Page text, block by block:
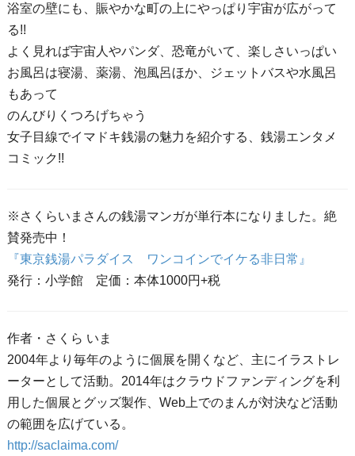
浴室の壁にも、賑やかな町の上にやっぱり宇宙が広がって
る!!
よく見れば宇宙人やパンダ、恐竜がいて、楽しさいっぱい
お風呂は寝湯、薬湯、泡風呂ほか、ジェットバスや水風呂
もあって
のんびりくつろげちゃう
女子目線でイマドキ銭湯の魅力を紹介する、銭湯エンタメ
コミック!!
※さくらいまさんの銭湯マンガが単行本になりました。絶
賛発売中！
『東京銭湯パラダイス ワンコインでイケる非日常』
発行：小学館 定価：本体1000円+税
作者・さくら いま
2004年より毎年のように個展を開くなど、主にイラストレ
ーターとして活動。2014年はクラウドファンディングを利
用した個展とグッズ製作、Web上でのまんが対決など活動
の範囲を広げている。
http://saclaima.com/